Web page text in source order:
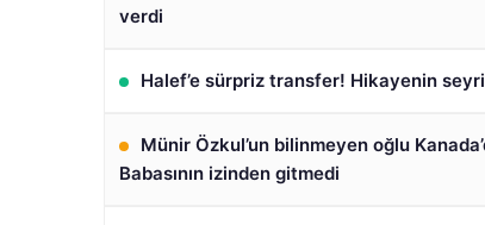
verdi
Halef’e sürpriz transfer! Hikayenin
Münir Özkul’un bilinmeyen oğlu
Babasının izinden gitmedi